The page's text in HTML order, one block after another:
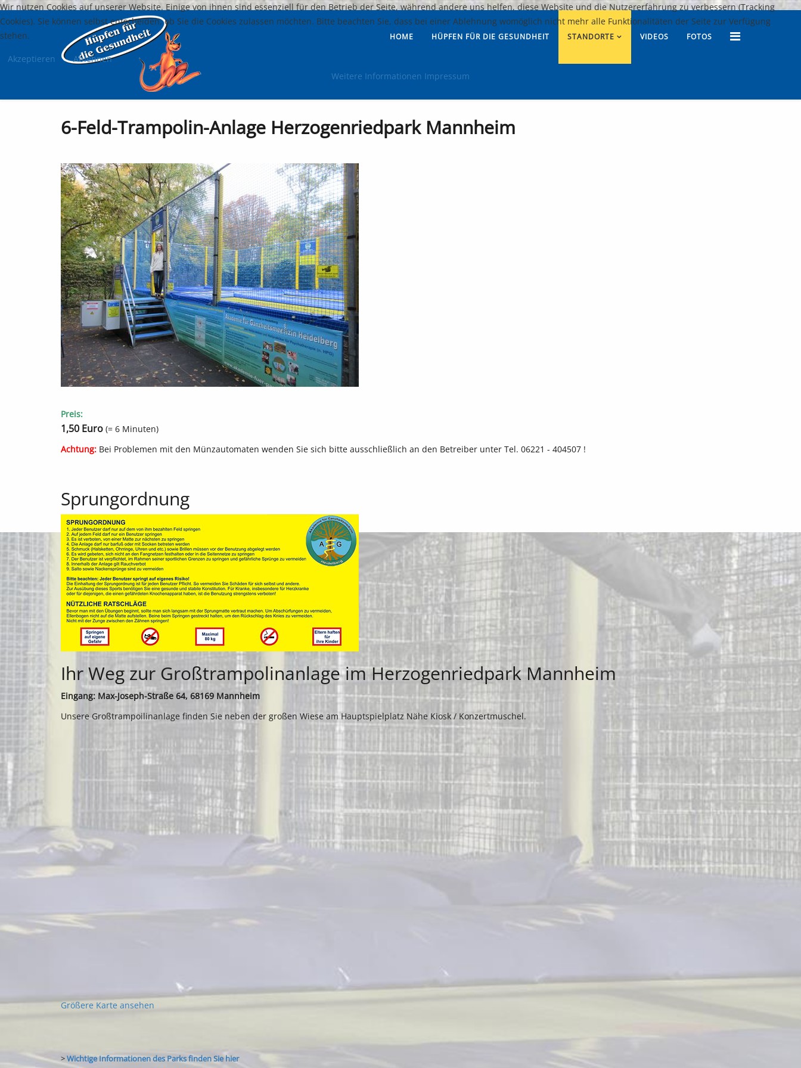
HOME HÜPFEN FÜR DIE GESUNDHEIT STANDORTE VIDEOS FOTOS
6-Feld-Trampolin-Anlage Herzogenriedpark Mannheim
Preis:
1,50 Euro (= 6 Minuten)
Achtung: Bei Problemen mit den Münzautomaten wenden Sie sich bitte ausschließlich an den Betreiber unter Tel. 06221 - 404507 !
Sprungordnung
Ihr Weg zur Großtrampolinanlage im Herzogenriedpark Mannheim
Eingang: Max-Joseph-Straße 64, 68169 Mannheim
Unsere Großtrampoilinanlage finden Sie neben der großen Wiese am Hauptspielplatz Nähe Kiosk / Konzertmuschel.
Größere Karte ansehen
>Wichtige Informationen des Parks finden Sie hier
Wir nutzen Cookies auf unserer Website. Einige von ihnen sind essenziell für den Betrieb der Seite, während andere uns helfen, diese Website und die Nutzererfahrung zu verbessern (Tracking
Cookies). Sie können selbst entscheiden, ob Sie die Cookies zulassen möchten. Bitte beachten Sie, dass bei einer Ablehnung womöglich nicht mehr alle Funktionalitäten der Seite zur Verfügung
stehen.
Akzeptieren
Ablehnen
Weitere Informationen Impressum